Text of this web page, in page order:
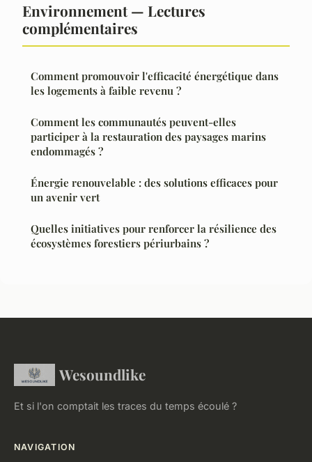
Environnement — Lectures
complémentaires
Comment promouvoir l'efficacité énergétique dans
les logements à faible revenu ?
Comment les communautés peuvent-elles
participer à la restauration des paysages marins
endommagés ?
Énergie renouvelable : des solutions efficaces pour
un avenir vert
Quelles initiatives pour renforcer la résilience des
écosystèmes forestiers périurbains ?
Wesoundlike
Et si l'on comptait les traces du temps écoulé ?
NAVIGATION